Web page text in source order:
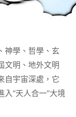
神學、哲學、玄
文明、地外文明
自宇宙深處，它
入“天人合一”大境